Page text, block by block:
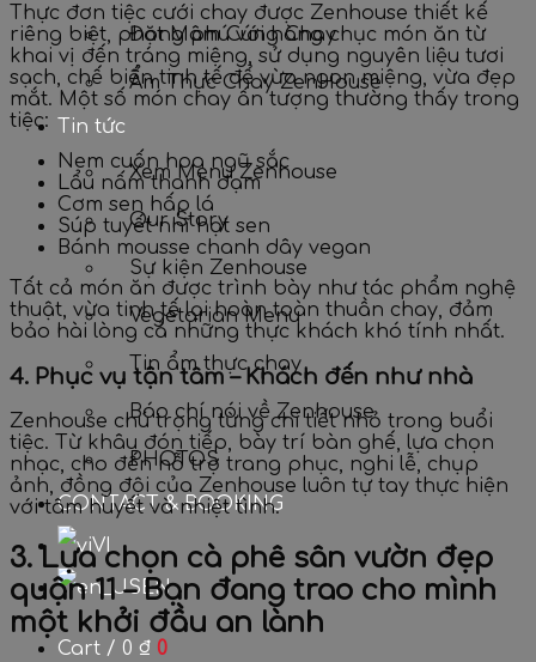
Đặt Mâm Cúng Chay
Ẩm Thực Chay ZenHouse
Tin tức
Xem Menu Zenhouse
Our Story
Sự kiện Zenhouse
Vegetarian Menu
Tin ẩm thực chay
Báo chí nói về Zenhouse
PHOTOS
CONTACT & BOOKING
VI
EN
Cart / 0 ₫ 0
Thực đơn tiệc cưới chay được Zenhouse thiết kế
riêng biệt, phong phú với hàng chục món ăn từ
khai vị đến tráng miệng, sử dụng nguyên liệu tươi
sạch, chế biến tinh tế để vừa ngon miệng, vừa đẹp
mắt. Một số món chay ấn tượng thường thấy trong
tiệc:
Nem cuốn hoa ngũ sắc
Lẩu nấm thanh đạm
Cơm sen hấp lá
Súp tuyết nhĩ hạt sen
Bánh mousse chanh dây vegan
Tất cả món ăn được trình bày như tác phẩm nghệ
thuật, vừa tinh tế lại hoàn toàn thuần chay, đảm
bảo hài lòng cả những thực khách khó tính nhất.
4. Phục vụ tận tâm – Khách đến như nhà
Zenhouse chú trọng từng chi tiết nhỏ trong buổi
tiệc. Từ khâu đón tiếp, bày trí bàn ghế, lựa chọn
nhạc, cho đến hỗ trợ trang phục, nghi lễ, chụp
ảnh, đồng đội của Zenhouse luôn tự tay thực hiện
với tâm huyết và nhiệt tình.
3. Lựa chọn cà phê sân vườn đẹp
quận 11 – Bạn đang trao cho mình
một khởi đầu an lành